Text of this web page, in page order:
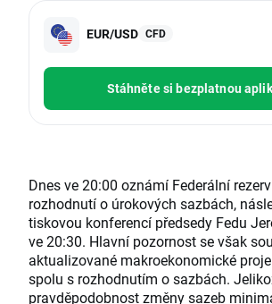
EUR/USD CFD
Stáhněte si bezplatnou
Dnes ve 20:00 oznámí Federální
rozhodnutí o úrokových sazbách,
tiskovou konferencí předsedy Fedu
ve 20:30. Hlavní pozornost se však
aktualizované makroekonomické
spolu s rozhodnutím o sazbách.
pravděpodobnost změny sazeb